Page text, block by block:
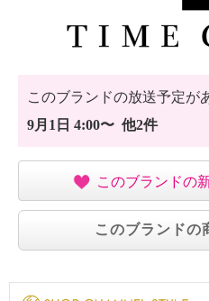
このブランドの放送予定が
9月1日 4:00〜 他2件
このブランドの
このブランドの